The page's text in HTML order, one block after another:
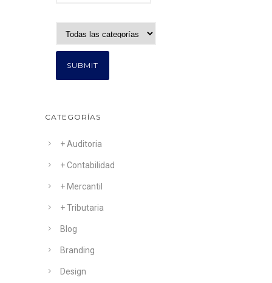
CATEGORÍAS
+ Auditoria
+ Contabilidad
+ Mercantil
+ Tributaria
Blog
Branding
Design